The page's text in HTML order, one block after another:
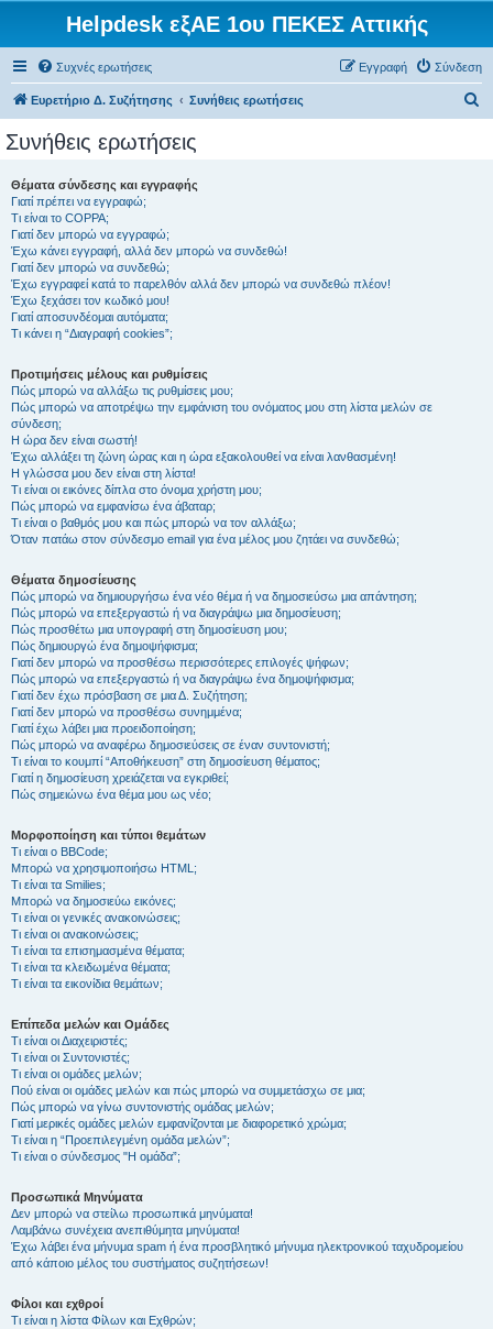
Helpdesk εξΑΕ 1ου ΠΕΚΕΣ Αττικής
Συχνές ερωτήσεις Σύνδεση
Εγγραφή
Ευρετήριο Δ. Συζήτησης Συνήθεις ερωτήσεις
Συνήθεις ερωτήσεις
Θέματα σύνδεσης και εγγραφής
Γιατί πρέπει να εγγραφώ;
Τι είναι το COPPA;
Γιατί δεν μπορώ να εγγραφώ;
Έχω κάνει εγγραφή, αλλά δεν μπορώ να συνδεθώ!
Γιατί δεν μπορώ να συνδεθώ;
Έχω εγγραφεί κατά το παρελθόν αλλά δεν μπορώ να συνδεθώ πλέον!
Έχω ξεχάσει τον κωδικό μου!
Γιατί αποσυνδέομαι αυτόματα;
Τι κάνει η “Διαγραφή cookies”;
Προτιμήσεις μέλους και ρυθμίσεις
Πώς μπορώ να αλλάξω τις ρυθμίσεις μου;
Πώς μπορώ να αποτρέψω την εμφάνιση του ονόματος μου στη λίστα μελών σε
σύνδεση;
Η ώρα δεν είναι σωστή!
Έχω αλλάξει τη ζώνη ώρας και η ώρα εξακολουθεί να είναι λανθασμένη!
Η γλώσσα μου δεν είναι στη λίστα!
Τι είναι οι εικόνες δίπλα στο όνομα χρήστη μου;
Πώς μπορώ να εμφανίσω ένα άβαταρ;
Τι είναι ο βαθμός μου και πώς μπορώ να τον αλλάξω;
Όταν πατάω στον σύνδεσμο email για ένα μέλος μου ζητάει να συνδεθώ;
Θέματα δημοσίευσης
Πώς μπορώ να δημιουργήσω ένα νέο θέμα ή να δημοσιεύσω μια απάντηση;
Πώς μπορώ να επεξεργαστώ ή να διαγράψω μια δημοσίευση;
Πώς προσθέτω μια υπογραφή στη δημοσίευση μου;
Πώς δημιουργώ ένα δημοψήφισμα;
Γιατί δεν μπορώ να προσθέσω περισσότερες επιλογές ψήφων;
Πώς μπορώ να επεξεργαστώ ή να διαγράψω ένα δημοψήφισμα;
Γιατί δεν έχω πρόσβαση σε μια Δ. Συζήτηση;
Γιατί δεν μπορώ να προσθέσω συνημμένα;
Γιατί έχω λάβει μια προειδοποίηση;
Πώς μπορώ να αναφέρω δημοσιεύσεις σε έναν συντονιστή;
Τι είναι το κουμπί “Αποθήκευση” στη δημοσίευση θέματος;
Γιατί η δημοσίευση χρειάζεται να εγκριθεί;
Πώς σημειώνω ένα θέμα μου ως νέο;
Μορφοποίηση και τύποι θεμάτων
Τι είναι ο BBCode;
Μπορώ να χρησιμοποιήσω HTML;
Τι είναι τα Smilies;
Μπορώ να δημοσιεύω εικόνες;
Τι είναι οι γενικές ανακοινώσεις;
Τι είναι οι ανακοινώσεις;
Τι είναι τα επισημασμένα θέματα;
Τι είναι τα κλειδωμένα θέματα;
Τι είναι τα εικονίδια θεμάτων;
Επίπεδα μελών και Ομάδες
Τι είναι οι Διαχειριστές;
Τι είναι οι Συντονιστές;
Τι είναι οι ομάδες μελών;
Πού είναι οι ομάδες μελών και πώς μπορώ να συμμετάσχω σε μια;
Πώς μπορώ να γίνω συντονιστής ομάδας μελών;
Γιατί μερικές ομάδες μελών εμφανίζονται με διαφορετικό χρώμα;
Τι είναι η “Προεπιλεγμένη ομάδα μελών”;
Τι είναι ο σύνδεσμος "Η ομάδα”;
Προσωπικά Μηνύματα
Δεν μπορώ να στείλω προσωπικά μηνύματα!
Λαμβάνω συνέχεια ανεπιθύμητα μηνύματα!
Έχω λάβει ένα μήνυμα spam ή ένα προσβλητικό μήνυμα ηλεκτρονικού ταχυδρομείου
από κάποιο μέλος του συστήματος συζητήσεων!
Φίλοι και εχθροί
Τι είναι η λίστα Φίλων και Εχθρών;